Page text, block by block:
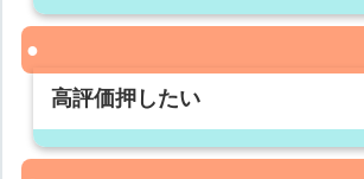
高評価押したい